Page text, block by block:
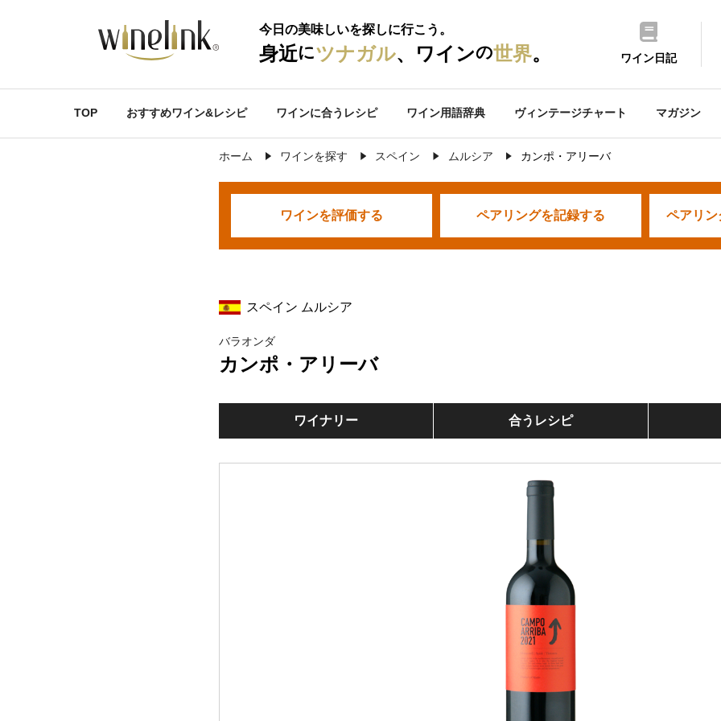
今日の美味しいを探しに行こう。
身近にツナガル、ワインの世界。 ワイン日記
TOP おすすめワイン&レシピ ワインに合うレシピ ワイン用語辞典 ヴィンテージチャート マガジン
ホーム ワインを探す スペイン ムルシア カンポ・アリーバ
ワインを評価する ペアリングを記録する ペアリン
スペイン ムルシア
バラオンダ
カンポ・アリーバ
ワイナリー 合うレシピ